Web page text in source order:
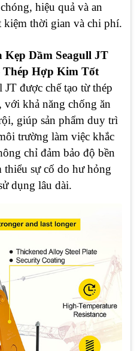
hiệu quả và an
thời gian và chi phí.
Dầm Seagull JT
Thép Hợp Kim Tốt
JT được chế tạo từ thép
khả năng chống ăn
giúp sản phẩm duy trì
trường làm việc khắc
chỉ đảm bảo độ bền
sự cố do hư hỏng
dụng lâu dài.